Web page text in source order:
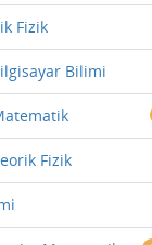
Fizik
Bilimi
Fizik